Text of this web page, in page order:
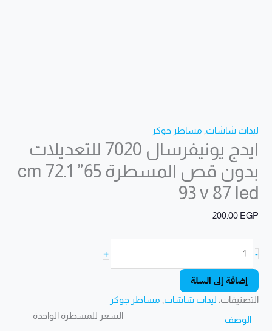
ليدات شاشات مساطر جوكر
ايدج يونيفرسال 7020 للتعديلات
بدون قص المسطرة 65” 72.1 cm
93 v 87 led
200.00 EGP
-
+
إضافة إلى السلة
التصنيفات: ليدات شاشات مساطر جوكر
الوصف السعر للمسطرة الواحدة